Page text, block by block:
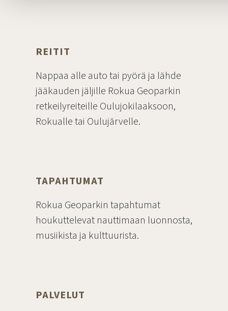
REITIT
Nappaa alle auto tai pyörä ja lähde
jääkauden jäljille Rokua Geoparkin
retkeilyreiteille Oulujokilaaksoon,
Rokualle tai Oulujärvelle.
TAPAHTUMAT
Rokua Geoparkin tapahtumat
houkuttelevat nauttimaan luonnosta,
musiikista ja kulttuurista.
PALVELUT